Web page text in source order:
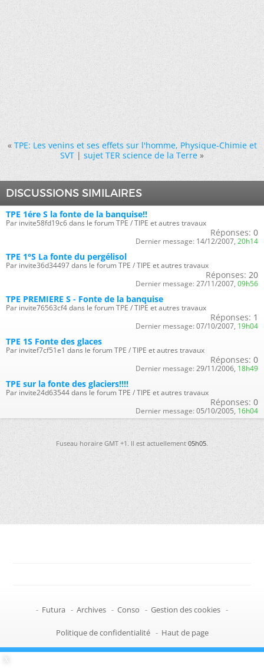
« TPE: Les venins et ses effets sur l'homme, Physique-Chimie et
SVT|sujet TER science de la Terre »
DISCUSSIONS SIMILAIRES
TPE 1ére S la fonte de la banquise!!
Par invite58fd19c6 dans le forum TPE / TIPE et autres travaux
Réponses: 0
Dernier message: 14/12/2007, 20h14
TPE 1°S La fonte du pergélisol
Par invite36d34497 dans le forum TPE / TIPE et autres travaux
Réponses: 20
Dernier message: 27/11/2007, 09h56
TPE PREMIERE S - Fonte de la banquise
Par invite76563cf4 dans le forum TPE / TIPE et autres travaux
Réponses: 1
Dernier message: 07/10/2007, 19h04
TPE 1S Fonte des glaces
Par invitef7cf51e1 dans le forum TPE / TIPE et autres travaux
Réponses: 0
Dernier message: 29/11/2006, 18h49
TPE sur la fonte des glaciers!!!!
Par invite24d63544 dans le forum TPE / TIPE et autres travaux
Réponses: 0
Dernier message: 05/10/2005, 16h04
Fuseau horaire GMT +1. Il est actuellement05h05.
- Futura - Archives - Conso - Gestion des cookies -
Politique de confidentialité - Haut de page